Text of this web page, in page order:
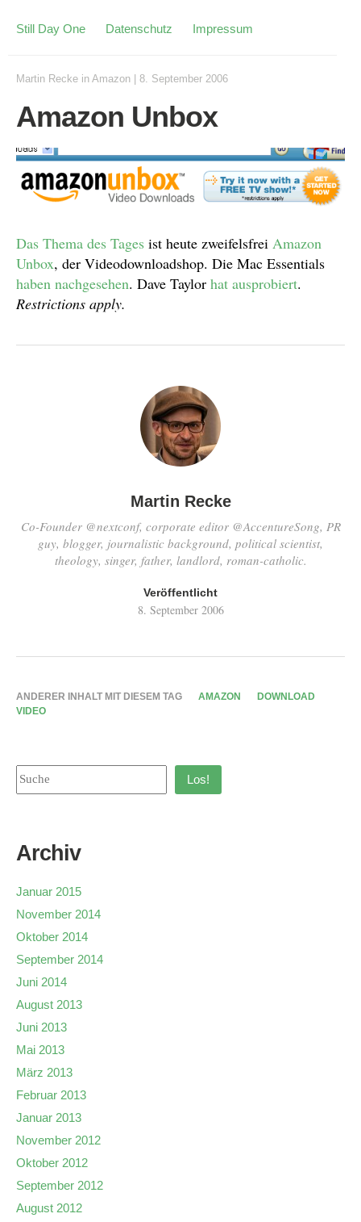
Still Day One Datenschutz Impressum
Martin Recke in Amazon 8. September 2006
Amazon Unbox
Das Thema des Tages ist heute zweifelsfrei Amazon
Unbox, der Videodownloadshop. Die Mac Essentials
haben nachgesehen. Dave Taylor hat ausprobiert.
Restrictions apply.
Martin Recke
Co-Founder @nextconf, corporate editor @AccentureSong, PR
guy, blogger, journalistic background, political scientist,
theology, singer, father, landlord, roman-catholic.
Veröffentlicht
8. September 2006
ANDERER INHALT MIT DIESEM TAG AMAZON
DOWNLOAD
VIDEO
Los!
Archiv
Januar 2015
November 2014
Oktober 2014
September 2014
Juni 2014
August 2013
Juni 2013
Mai 2013
März 2013
Februar 2013
Januar 2013
November 2012
Oktober 2012
September 2012
August 2012